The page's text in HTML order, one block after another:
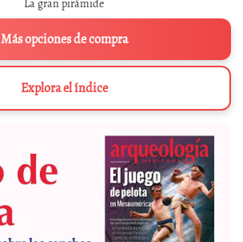
La gran pirámide
Más opciones de compra
Explora el índice